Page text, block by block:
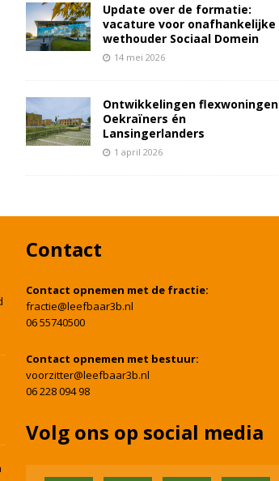
Update over de formatie:
vacature voor onafhankelijke
wethouder Sociaal Domein
14 mei 2026
Ontwikkelingen flexwoningen
Oekraïners én
Lansingerlanders
1 april 2026
Contact
Contact opnemen met de fractie:
fractie@leefbaar3b.nl
06 55740500
Contact opnemen met bestuur:
voorzitter@leefbaar3b.nl
06 228 094 98
Volg ons op social media